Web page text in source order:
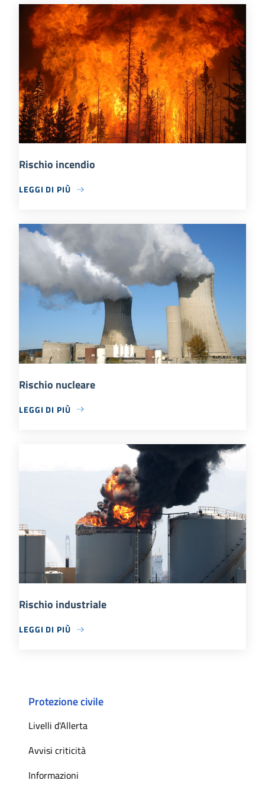
Rischio incendio
LEGGI DI PIÙ
Rischio nucleare
LEGGI DI PIÙ
Rischio industriale
LEGGI DI PIÙ
Protezione civile
Livelli d'Allerta
Avvisi criticità
Informazioni